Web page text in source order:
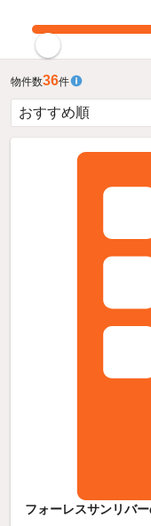
物件数36件
フォーレスサンリバ